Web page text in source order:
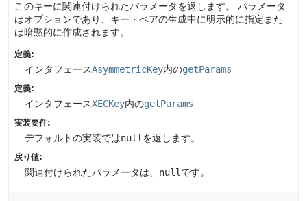
このキーに関連付けられたパラメータを返します。
パラメータ
はオプションであり、キー・ペアの生成中に明示的に指定また
は暗黙的に作成されます。
定義:
インタフェースAsymmetricKey内のgetParams
定義:
インタフェースXECKey内のgetParams
実装要件:
デフォルトの実装ではnull を返します。
戻り値:
関連付けられたパラメータは、 null です。